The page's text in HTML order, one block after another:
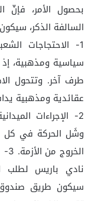
بحصول الأمر، فإنّ
السالفة الذكر،
1- الاحتجاجات
سياسية ومذهبية،
طرف آخر. وتتحول
عقائدية ومذهبية
2- الإجراءات
وشَل الحركة في كل
نادي باريس لطلب
سيكون طريق